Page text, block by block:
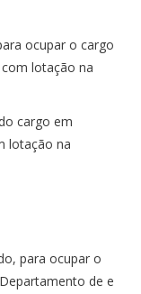
ocupar o cargo
lotação na
cargo em
lotação na
para ocupar o
de e